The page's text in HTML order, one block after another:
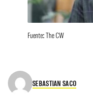
Fuente: The CW
SEBASTIAN SACO